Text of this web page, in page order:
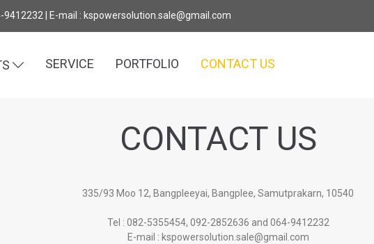
| E-mail : kspowersolution.sale@gmail.com
SERVICE PORTFOLIO CONTACT US
CONTACT US
335/93 Moo 12, Bangpleeyai, Bangplee, Samutprakarn, 10540
Tel : 082-5355454, 092-2852636 and 064-9412232
E-mail : kspowersolution.sale@gmail.com